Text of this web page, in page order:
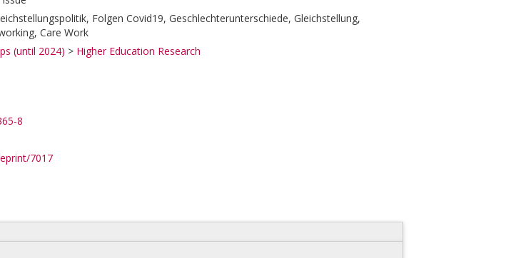
Folgen Covid19, Geschlechterunterschiede, Gleichstellung,
Care Work
(until 2024) > Higher Education Research
8
7017